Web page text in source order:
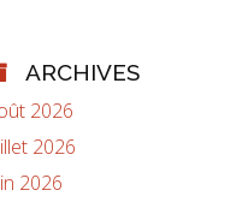
ARCHIVES
2026
2026
2026